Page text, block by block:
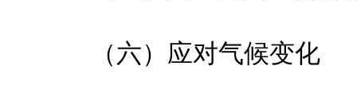
（六）应对气候变化